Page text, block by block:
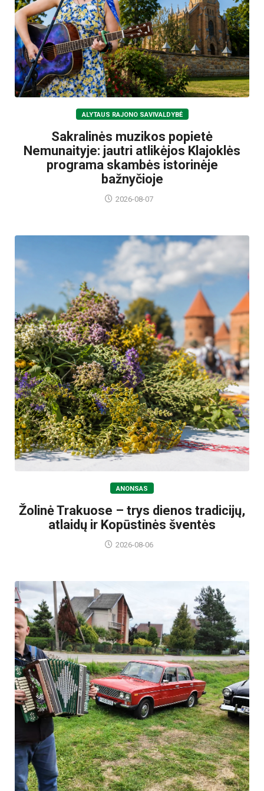
ALYTAUS RAJONO SAVIVALDYBĖ
Sakralinės muzikos popietė
Nemunaityje: jautri atlikėjos Klajoklės
programa skambės istorinėje
bažnyčioje
2026-08-07
ANONSAS
Žolinė Trakuose – trys dienos tradicijų,
atlaidų ir Kopūstinės šventės
2026-08-06